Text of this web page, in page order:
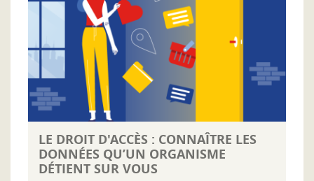
LE DROIT D'ACCÈS : CONNAÎTRE LES
DONNÉES QU’UN ORGANISME
DÉTIENT SUR VOUS